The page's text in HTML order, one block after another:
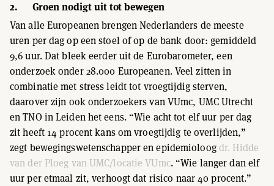
2. Groen nodigt uit tot bewegen
Van alle Europeanen brengen Nederlanders de meeste
uren per dag op een stoel of op de bank door: gemiddeld
9,6 uur. Dat bleek eerder uit de Eurobarometer, een
onderzoek onder 28.000 Europeanen. Veel zitten in
combinatie met stress leidt tot vroegtijdig sterven,
daarover zijn ook onderzoekers van VUmc, UMC Utrecht
en TNO in Leiden het eens. “Wie acht tot elf uur per dag
zit heeft 14 procent kans om vroegtijdig te overlijden,”
zegt bewegingswetenschapper en epidemioloogdr. Hidde
van der Ploeg van UMC/locatie VUmc. “Wie langer dan elf
uur per etmaal zit, verhoogt dat risico naar 40 procent.”